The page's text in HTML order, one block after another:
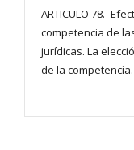
ARTICULO 78.-
competencia de
jurídicas. La
de la competencia.